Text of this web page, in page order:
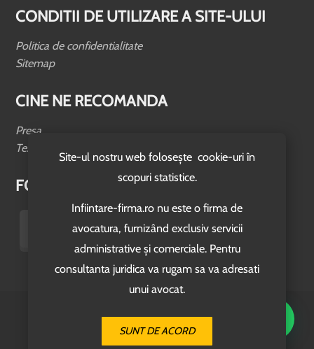
Site-ul nostru web folosește cookie-uri în
scopuri statistice.
Infiintare-firma.ro nu este o firma de
avocatura, furnizând exclusiv servicii
administrative și comerciale. Pentru
consultanta juridica va rugam sa va adresati
unui avocat.
SUNT DE ACORD
CONDITII DE UTILIZARE A SITE-ULUI
Politica de confidentialitate
Sitemap
CINE NE RECOMANDA
Presa
Testimoniale
FOLLOW US
© 2026. www.infiintare-firma.ro
Site Realizat deCreare-Site.co